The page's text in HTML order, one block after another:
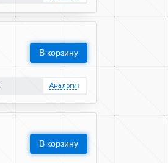
В корзину
Аналоги↓
В корзину